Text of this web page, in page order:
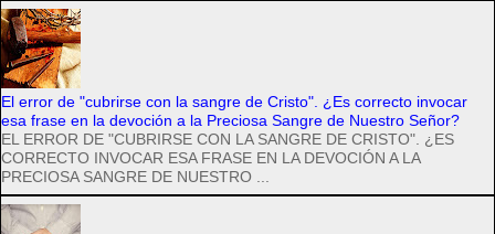
El error de "cubrirse con la sangre de Cristo". ¿Es correcto invocar
esa frase en la devoción a la Preciosa Sangre de Nuestro Señor?
EL ERROR DE "CUBRIRSE CON LA SANGRE DE CRISTO". ¿ES
CORRECTO INVOCAR ESA FRASE EN LA DEVOCIÓN A LA
PRECIOSA SANGRE DE NUESTRO ...